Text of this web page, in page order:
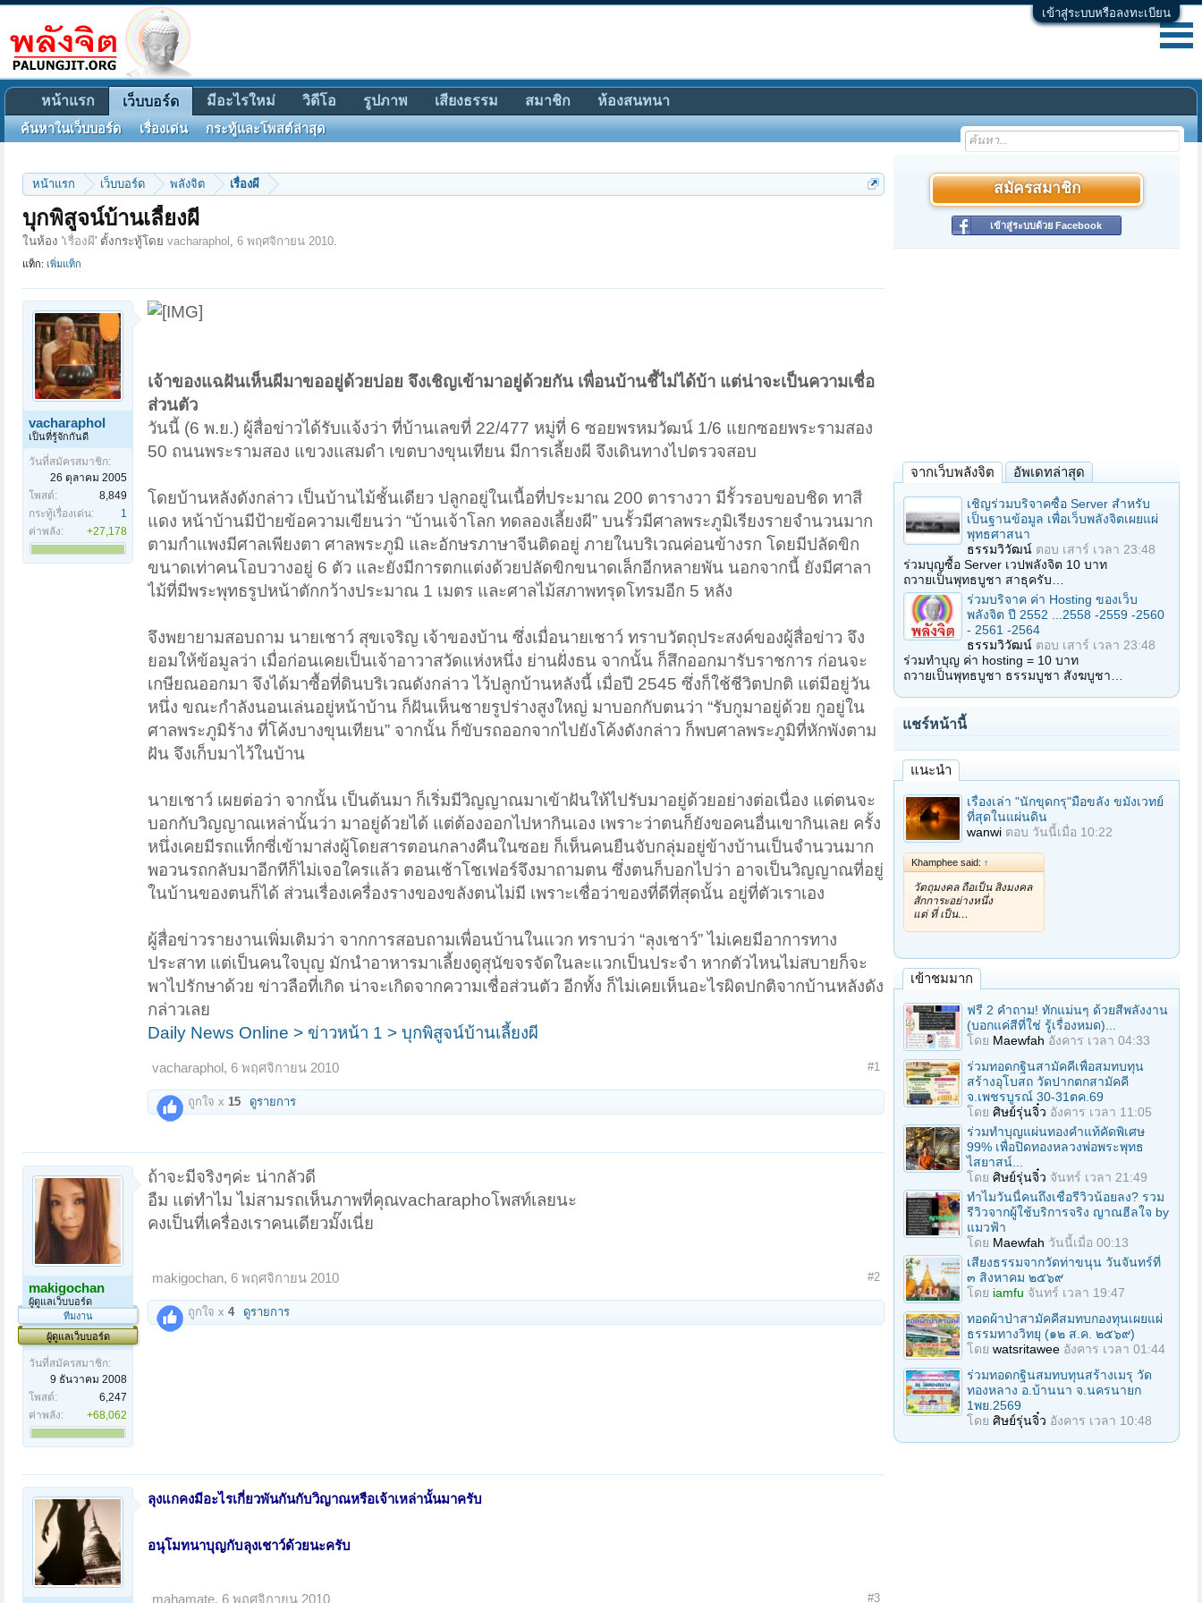
เข้าสู่ระบบหรือลงทะเบียน
หน้าแรก เว็บบอร์ด พลังจิต เรื่องผี
บุกพิสูจน์บ้านเลี้ยงผี
ในห้อง 'เรื่องผี' ตั้งกระทู้โดย vacharaphol , 6 พฤศจิกายน 2010.
แท็ก: เพิ่มแท็ก
vacharaphol
เป็นที่รู้จักกันดี
วันที่สมัครสมาชิก:
26 ตุลาคม 2005
โพสต์:
8,849
กระทู้เรื่องเด่น:
1
ค่าพลัง:
+27,178
เจ้าของแฉฝันเห็นผีมาขออยู่ด้วยบ่อย จึงเชิญเข้ามาอยู่ด้วยกัน เพื่อนบ้านชี้ไม่ได้บ้า แต่น่าจะเป็นความเชื่อ
ส่วนตัว
วันนี้ (6 พ.ย.) ผู้สื่อข่าวได้รับแจ้งว่า ที่บ้านเลขที่ 22/477 หมู่ที่ 6 ซอยพรหมวัฒน์ 1/6 แยกซอยพระรามสอง
50 ถนนพระรามสอง แขวงแสมดำ เขตบางขุนเทียน มีการเลี้ยงผี จึงเดินทางไปตรวจสอบ
โดยบ้านหลังดังกล่าว เป็นบ้านไม้ชั้นเดียว ปลูกอยู่ในเนื้อที่ประมาณ 200 ตารางวา มีรั้วรอบขอบชิด ทาสี
แดง หน้าบ้านมีป้ายข้อความเขียนว่า “บ้านเจ้าโลก ทดลองเลี้ยงผี” บนรั้วมีศาลพระภูมิเรียงรายจำนวนมาก
ตามกำแพงมีศาลเพียงตา ศาลพระภูมิ และอักษรภาษาจีนติดอยู่ ภายในบริเวณค่อนข้างรก โดยมีปลัดขิก
ขนาดเท่าคนโอบวางอยู่ 6 ตัว และยังมีการตกแต่งด้วยปลัดขิกขนาดเล็กอีกหลายพัน นอกจากนี้ ยังมีศาลา
ไม้ที่มีพระพุทธรูปหน้าตักกว้างประมาณ 1 เมตร และศาลไม้สภาพทรุดโทรมอีก 5 หลัง
จึงพยายามสอบถาม นายเชาว์ สุขเจริญ เจ้าของบ้าน ซึ่งเมื่อนายเชาว์ ทราบวัตถุประสงค์ของผู้สื่อข่าว จึง
ยอมให้ข้อมูลว่า เมื่อก่อนเคยเป็นเจ้าอาวาสวัดแห่งหนึ่ง ย่านฝั่งธน จากนั้น ก็สึกออกมารับราชการ ก่อนจะ
เกษียณออกมา จึงได้มาซื้อที่ดินบริเวณดังกล่าว ไว้ปลูกบ้านหลังนี้ เมื่อปี 2545 ซึ่งก็ใช้ชีวิตปกติ แต่มีอยู่วัน
หนึ่ง ขณะกำลังนอนเล่นอยู่หน้าบ้าน ก็ฝันเห็นชายรูปร่างสูงใหญ่ มาบอกกับตนว่า “รับกูมาอยู่ด้วย กูอยู่ใน
ศาลพระภูมิร้าง ที่โค้งบางขุนเทียน” จากนั้น ก็ขับรถออกจากไปยังโค้งดังกล่าว ก็พบศาลพระภูมิที่หักพังตาม
ฝัน จึงเก็บมาไว้ในบ้าน
นายเชาว์ เผยต่อว่า จากนั้น เป็นต้นมา ก็เริ่มมีวิญญาณมาเข้าฝันให้ไปรับมาอยู่ด้วยอย่างต่อเนื่อง แต่ตนจะ
บอกกับวิญญาณเหล่านั้นว่า มาอยู่ด้วยได้ แต่ต้องออกไปหากินเอง เพราะว่าตนก็ยังขอคนอื่นเขากินเลย ครั้ง
หนึ่งเคยมีรถแท็กซี่เข้ามาส่งผู้โดยสารตอนกลางคืนในซอย ก็เห็นคนยืนจับกลุ่มอยู่ข้างบ้านเป็นจำนวนมาก
พอวนรถกลับมาอีกทีก็ไม่เจอใครแล้ว ตอนเช้าโชเฟอร์จึงมาถามตน ซึ่งตนก็บอกไปว่า อาจเป็นวิญญาณที่อยู่
ในบ้านของตนก็ได้ ส่วนเรื่องเครื่องรางของขลังตนไม่มี เพราะเชื่อว่าของที่ดีที่สุดนั้น อยู่ที่ตัวเราเอง
ผู้สื่อข่าวรายงานเพิ่มเติมว่า จากการสอบถามเพื่อนบ้านในแวก ทราบว่า “ลุงเชาว์” ไม่เคยมีอาการทาง
ประสาท แต่เป็นคนใจบุญ มักนำอาหารมาเลี้ยงดูสุนัขจรจัดในละแวกเป็นประจำ หากตัวไหนไม่สบายก็จะ
พาไปรักษาด้วย ข่าวลือที่เกิด น่าจะเกิดจากความเชื่อส่วนตัว อีกทั้ง ก็ไม่เคยเห็นอะไรผิดปกติจากบ้านหลังดัง
กล่าวเลย
Daily News Online > ข่าวหน้า 1 > บุกพิสูจน์บ้านเลี้ยงผี
vacharaphol , 6 พฤศจิกายน 2010 #1
ถูกใจ x 15 ดูรายการ
makigochan
ผู้ดูแลเว็บบอร์ด
ทีมงาน
ผู้ดูแลเว็บบอร์ด
วันที่สมัครสมาชิก:
9 ธันวาคม 2008
โพสต์:
6,247
ค่าพลัง:
+68,062
ถ้าจะมีจริงๆค่ะ น่ากลัวดี
อืม แต่ทำไม ไม่สามรถเห็นภาพที่คุณvacharaphoโพสท์เลยนะ
คงเป็นที่เครื่องเราคนเดียวมั๊งเนี่ย
makigochan, 6 พฤศจิกายน 2010 #2
ถูกใจ x 4 ดูรายการ
ลุงแกคงมีอะไรเกี่ยวพันกันกับวิญาณหรือเจ้าเหล่านั้นมาครับ
อนุโมทนาบุญกับลุงเชาว์ด้วยนะครับ
mahamate, 6 พฤศจิกายน 2010 #3
สมัครสมาชิก
เข้าสู่ระบบด้วย Facebook
จากเว็บพลังจิต อัพเดทล่าสุด
เชิญร่วมบริจาคซื้อ Server สำหรับ
เป็นฐานข้อมูล เพื่อเว็บพลังจิตเผยแผ่
พุทธศาสนา
ธรรมวิวัฒน์ ตอบ เสาร์ เวลา 23:48
ร่วมบุญซื้อ Server เวปพลังจิต 10 บาท
ถวายเป็นพุทธบูชา สาธุครับ…
ร่วมบริจาค ค่า Hosting ของเว็บ
พลังจิต ปี 2552 ...2558 -2559 -2560
- 2561 -2564
ธรรมวิวัฒน์ ตอบ เสาร์ เวลา 23:48
ร่วมทำบุญ ค่า hosting = 10 บาท
ถวายเป็นพุทธบูชา ธรรมบูชา สังฆบูชา…
แชร์หน้านี้
แนะนำ
เรื่องเล่า "นักขุดกรุ"มือขลัง ขมังเวทย์
ที่สุดในแผ่นดิน
wanwi ตอบ วันนี้เมื่อ 10:22
Khamphee said: ↑
วัตถุมงคล ถือเป็น สิ่งมงคล
สักการะอย่างหนึ่ง
แต่ ที่ เป็น…
เข้าชมมาก
ฟรี 2 คำถาม! ทักแม่นๆ ด้วยสีพลังงาน
(บอกแค่สีที่ใช่ รู้เรื่องหมด)...
โดย Maewfah อังคาร เวลา 04:33
ร่วมทอดกฐินสามัคคีเพื่อสมทบทุน
สร้างอุโบสถ วัดปากตกสามัคคี
จ.เพชรบูรณ์ 30-31ตค.69
โดย ศิษย์รุ่นจิ๋ว อังคาร เวลา 11:05
ร่วมทําบุญแผ่นทองคำแท้คัดพิเศษ
99% เพื่อปิดทองหลวงพ่อพระพุทธ
ไสยาสน์...
โดย ศิษย์รุ่นจิ๋ว จันทร์ เวลา 21:49
ทำไมวันนี้คนถึงเชื่อรีวิวน้อยลง? รวม
รีวิวจากผู้ใช้บริการจริง ญาณฮีลใจ by
แมวฟ้า
โดย Maewfah วันนี้เมื่อ 00:13
เสียงธรรมจากวัดท่าขนุน วันจันทร์ที่
๓ สิงหาคม ๒๕๖๙
โดย iamfu จันทร์ เวลา 19:47
ทอดผ้าป่าสามัคคีสมทบกองทุนเผยแผ่
ธรรมทางวิทยุ (๑๒ ส.ค. ๒๕๖๙)
โดย watsritawee อังคาร เวลา 01:44
ร่วมทอดกฐินสมทบทุนสร้างเมรุ วัด
ทองหลาง อ.บ้านนา จ.นครนายก
1พย.2569
โดย ศิษย์รุ่นจิ๋ว อังคาร เวลา 10:48
หน้าแรก เว็บบอร์ด
ค้นหาในเว็บบอร์ด เรื่องเด่น กระทู้และโพสต์ล่าสุด
มีอะไรใหม่ วิดีโอ รูปภาพ เสียงธรรม สมาชิก ห้องสนทนา